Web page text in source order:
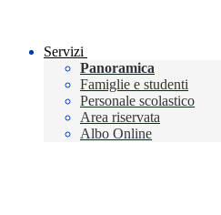
Servizi
Panoramica
Famiglie e studenti
Personale scolastico
Area riservata
Albo Online